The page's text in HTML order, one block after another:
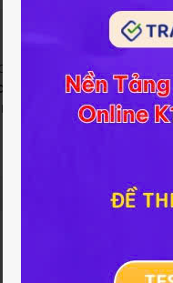
quen với các kiến
truyền để giải thích sự
đôi nhiễm sắc thể.